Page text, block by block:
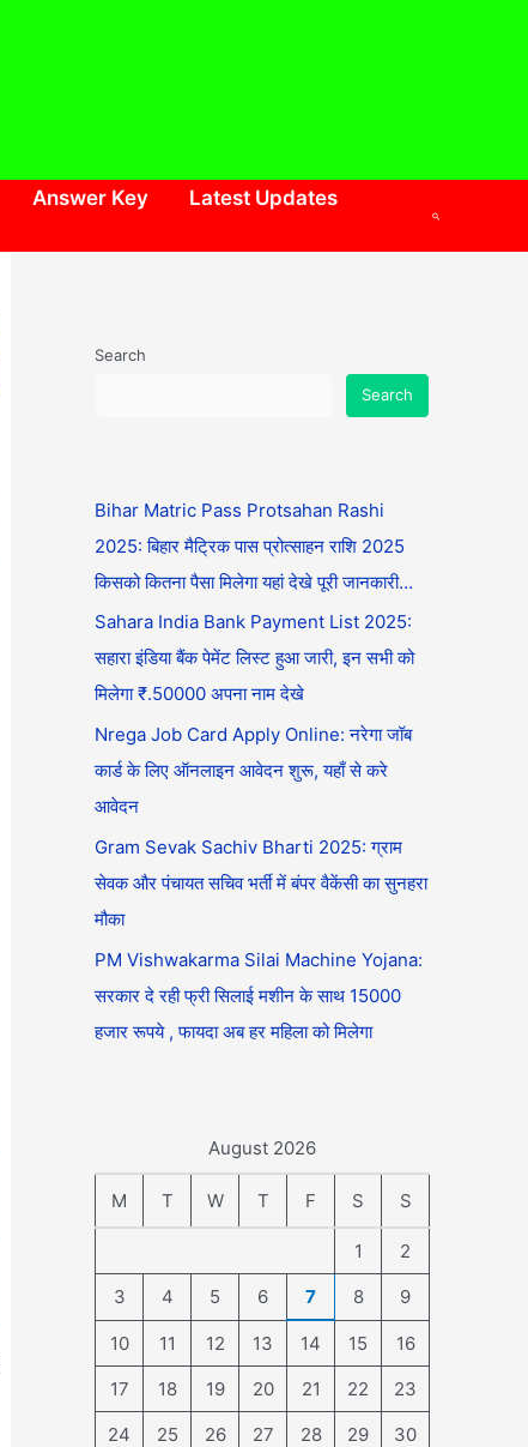
Answer Key
Latest Updates
Search
Search
Search
Bihar Matric Pass Protsahan Rashi
2025: बिहार मैट्रिक पास प्रोत्साहन राशि 2025
किसको कितना पैसा मिलेगा यहां देखे पूरी जानकारी…
Sahara India Bank Payment List 2025:
सहारा इंडिया बैंक पेमेंट लिस्ट हुआ जारी, इन सभी को
मिलेगा ₹.50000 अपना नाम देखे
Nrega Job Card Apply Online: नरेगा जॉब
कार्ड के लिए ऑनलाइन आवेदन शुरू, यहाँ से करे
आवेदन
Gram Sevak Sachiv Bharti 2025: ग्राम
सेवक और पंचायत सचिव भर्ती में बंपर वैकेंसी का सुनहरा
मौका
PM Vishwakarma Silai Machine Yojana:
सरकार दे रही फ्री सिलाई मशीन के साथ 15000
हजार रूपये , फायदा अब हर महिला को मिलेगा
August 2026
M T W T F S S
1
2
3
4 5 6 7 8 9
10 11 12 13 14 15
16
17
18 19 20 21 22
23
24
25 26 27 28 29
30